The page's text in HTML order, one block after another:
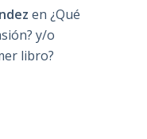
en ¿Qué
y/o
libro?